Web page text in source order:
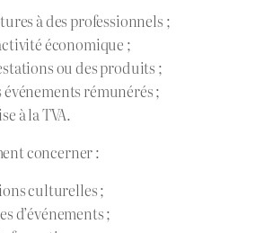
à des professionnels ;
économique ;
ou des produits ;
événements rémunérés ;
à la TVA.
concerner :
culturelles ;
d’événements ;